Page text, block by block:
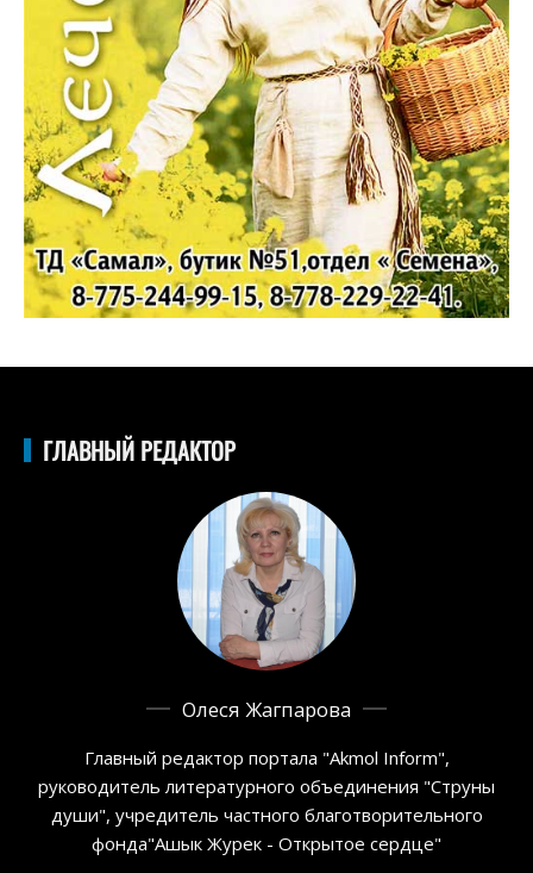
ГЛАВНЫЙ РЕДАКТОР
Олеся Жагпарова
Главный редактор портала "Akmol Inform",
руководитель литературного объединения "Струны
души", учредитель частного благотворительного
фонда"Ашык Журек - Открытое сердце"